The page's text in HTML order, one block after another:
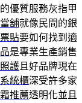
優質服務灰指甲
舖就像民間的銀
貼要如何找到適
是專業生產銷售
護 且好品牌現在
系統櫃深受許多家
推薦透明化並且